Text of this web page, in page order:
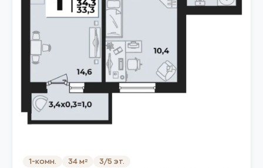
1-комн. 34 м² 3/5 эт.